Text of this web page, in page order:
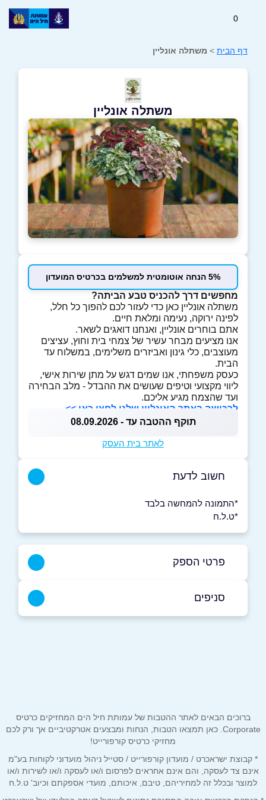
0
דף הבית > משתלה אונליין
משתלה אונליין
5% הנחה אוטומטית למשלמים בכרטיס המועדון
מחפשים דרך להכניס טבע הביתה?
משתלה אונליין כאן כדי לעזור לכם להפוך כל חלל,
לפינה ירוקה, נעימה ומלאת חיים.
אתם בוחרים אונליין, ואנחנו דואגים לשאר.
אנו מציעים מבחר עשיר של צמחי בית וחוץ, עציצים
מעוצבים, כלי גינון ואביזרים משלימים, במשלוח עד
הבית.
כעסק משפחתי, אנו שמים דגש על מתן שירות אישי,
ליווי מקצועי וטיפים שעושים את ההבדל - מלב הבחירה
ועד שהצמח מגיע אליכם.
לרכישה באתר האונליין שלנו לחצו כאן >>
תוקף ההטבה עד - 08.09.2026
לאתר בית העסק
חשוב לדעת
*התמונה להמחשה בלבד
*ט.ל.ח
פרטי הספק
050-6757009
אימייל
סניפים
ברוכים הבאים לאתר ההטבות של עמותת חיל הים המחזיקים כרטיס
Corporate. כאן תמצאו הטבות, הנחות ומבצעים אטרקטיביים אך ורק לכם
מחזיקי כרטיס קורפורייט!
* קבוצת ישראכרט / מועדון קורפורייט / סטייל ניהול מועדוני לקוחות בע"מ
אינם צד לעסקה, והם אינם אחראים לפרסום ו/או לעסקה ו/או לשירות ו/או
למוצר ובכלל זה למחיריהם, טיבם, איכותם, מועדי אספקתם וכיוב' ט.ל.ח